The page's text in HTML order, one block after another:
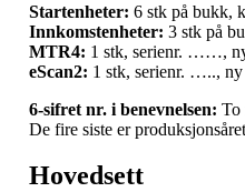
Startenheter: 6 stk på bukk,
Innkomstenheter: 3 stk på
MTR4: 1 stk, serienr. ……,
eScan2: 1 stk, serienr. …..,
6‑sifret nr. i benevnelsen: To
De fire siste er
Hovedsett